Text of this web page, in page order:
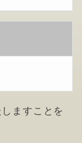
ますことを